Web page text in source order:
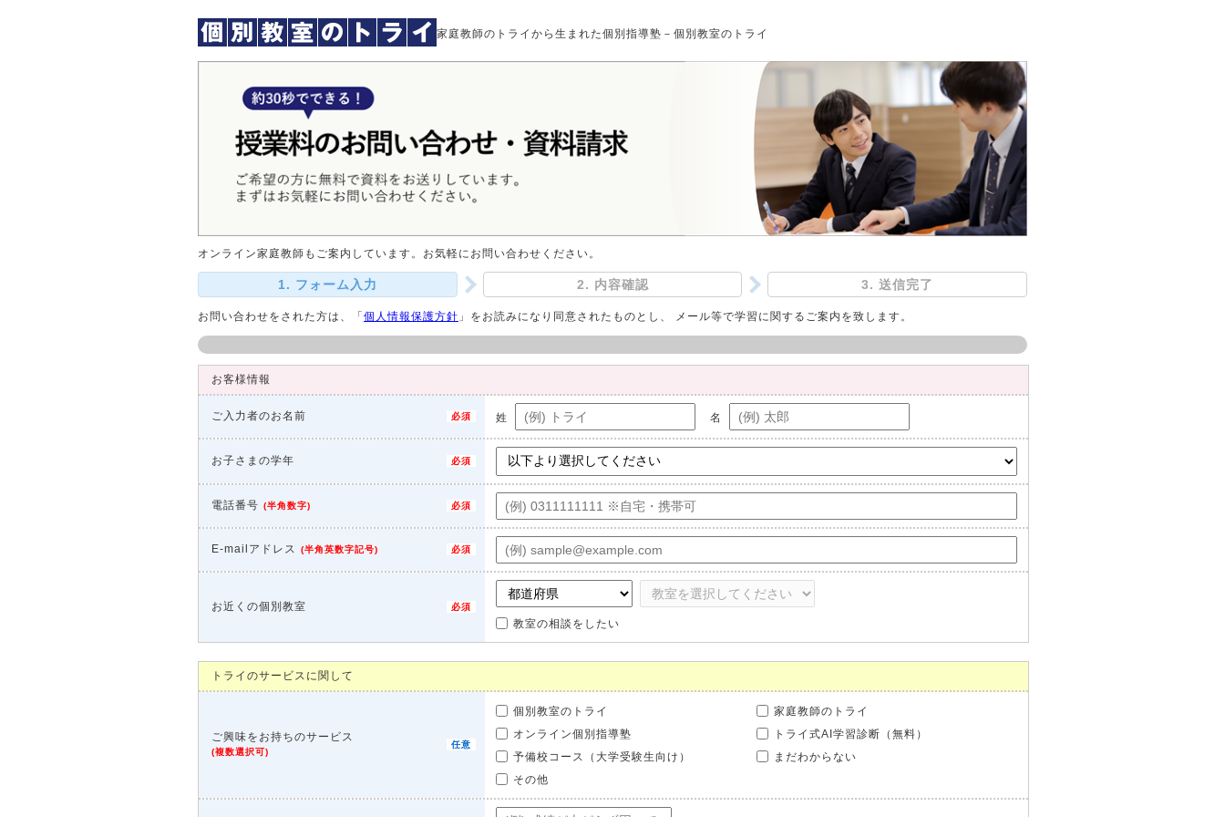
家庭教師のトライから生まれた個別指導塾－個別教室のトライ
オンライン家庭教師もご案内しています。お気軽にお問い合わせください。
1. フォーム入力 2. 内容確認 3. 送信完了
お問い合わせをされた方は、「個人情報保護方針 」をお読みになり同意されたものとし、 メール等で学習に関するご案内を致します。
お客様情報
ご入力者のお名前 姓 名
お子さまの学年
電話番号 (半角数字)
E-mailアドレス (半角英数字記号)
お近くの個別教室
教室の相談をしたい
トライのサービスに関して
ご興味をお持ちのサービス
(複数選択可)
個別教室のトライ
家庭教師のトライ
オンライン個別指導塾
トライ式AI学習診断（無料）
予備校コース（大学受験生向け）
まだわからない
その他